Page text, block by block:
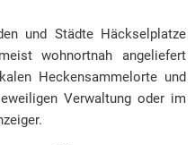
und Städte Häckselplatze
wohnortnah angeliefert
Heckensammelorte und
Verwaltung oder im